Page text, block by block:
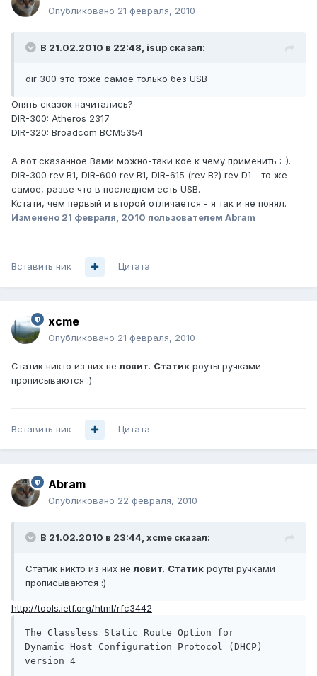
Опубликовано 21 февраля, 2010
В 21.02.2010 в 22:48, isup сказал:
dir 300 это тоже самое только без USB
Опять сказок начитались?
DIR-300: Atheros 2317
DIR-320: Broadcom BCM5354
А вот сказанное Вами можно-таки кое к чему применить :-).
DIR-300 rev B1, DIR-600 rev B1, DIR-615 (rev B?) rev D1 - то же
самое, разве что в последнем есть USB.
Кстати, чем первый и второй отличается - я так и не понял.
Изменено 21 февраля, 2010 пользователем Abram
Вставить ник Цитата
xcme
Опубликовано 21 февраля, 2010
Статик никто из них неловит. Статик роуты ручками
прописываются :)
Вставить ник Цитата
Abram
Опубликовано 22 февраля, 2010
В 21.02.2010 в 23:44, xcme сказал:
Статик никто из них неловит. Статик роуты ручками
прописываются :)
http://tools.ietf.org/html/rfc3442
The Classless Static Route Option for
Dynamic Host Configuration Protocol (DHCP)
version 4